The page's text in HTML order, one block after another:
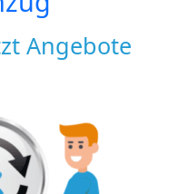
Angebote